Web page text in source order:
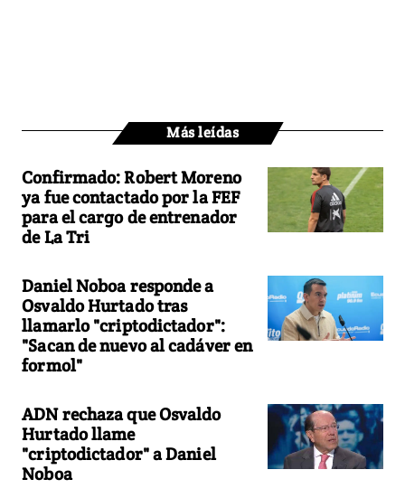
Más leídas
Confirmado: Robert Moreno
ya fue contactado por la FEF
para el cargo de entrenador
de La Tri
Daniel Noboa responde a
Osvaldo Hurtado tras
llamarlo "criptodictador":
"Sacan de nuevo al cadáver en
formol"
ADN rechaza que Osvaldo
Hurtado llame
"criptodictador" a Daniel
Noboa